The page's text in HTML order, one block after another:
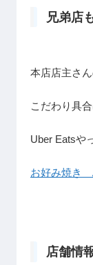
兄弟店
本店店主さ
こだわり具
Uber Eatsや
お好み焼き
店舗情